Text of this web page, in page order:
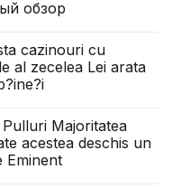
обзор
cazinouri cu
al zecelea Lei arata
Majoritatea
acestea deschis un
Eminent